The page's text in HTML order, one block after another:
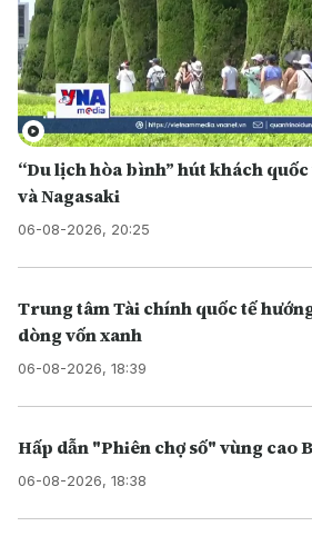
“Du lịch hòa bình” hút khách
và Nagasaki
06-08-2026, 20:25
Trung tâm Tài chính quốc tế
dòng vốn xanh
06-08-2026, 18:39
Hấp dẫn "Phiên chợ số" vùng cao
06-08-2026, 18:38